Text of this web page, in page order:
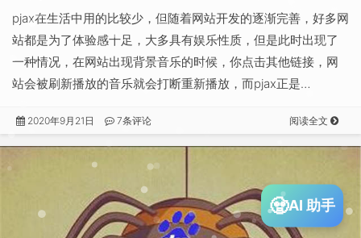
pjax在生活中用的比较少，但随着网站开发的逐渐完善，好多网
站都是为了体验感十足，大多具有娱乐性质，但是此时出现了
一种情况，在网站出现背景音乐的时候，你点击其他链接，网
站会被刷新播放的音乐就会打断重新播放，而pjax正是…
2020年9月21日 7条评论 阅读全文
🧟AI 助手